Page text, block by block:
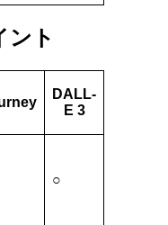
ント
DALL-
E 3
○